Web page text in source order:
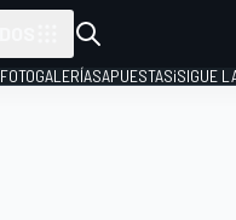
FOTOGALERÍASAPUESTAS¡SIGUE